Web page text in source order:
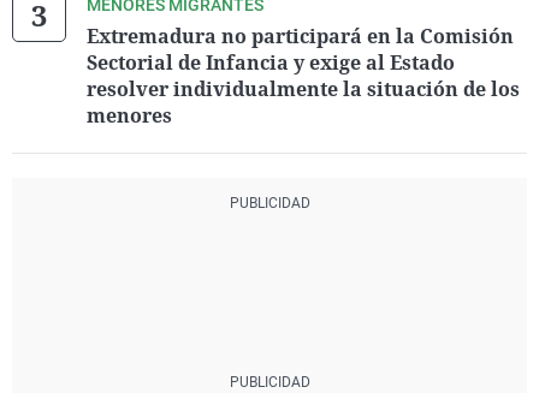
MENORES MIGRANTES
Extremadura no participará en la Comisión
Sectorial de Infancia y exige al Estado
resolver individualmente la situación de los
menores